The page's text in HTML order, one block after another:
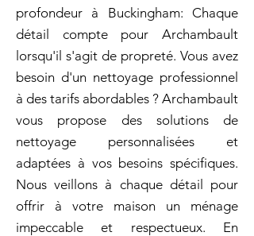
profondeur à Buckingham: Chaque
détail compte pour Archambault
lorsqu'il s'agit de propreté. Vous avez
besoin d'un nettoyage professionnel
à des tarifs abordables ? Archambault
vous propose des solutions de
nettoyage personnalisées et
adaptées à vos besoins spécifiques.
Nous veillons à chaque détail pour
offrir à votre maison un ménage
impeccable et respectueux. En